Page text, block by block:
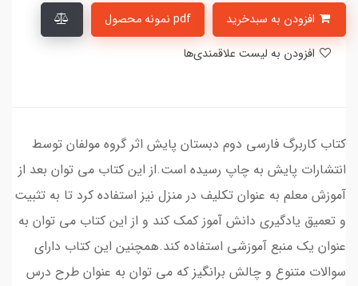
pdf نمونه محصول
کتاب کاربرگ فارسی دوم دبستان پایش اثر گروه مولفان توسط
انتشارات پایش به چاپ رسیده است.از این کتاب می توان بعد از
آموزش معلم به عنوان تکلیف در منزل نیز استفاده کرد تا به تثبیت
و تعمیق یادگیری دانش آموز کمک کند و از این کتاب می توان به
عنوان یک منبع آموزشی استفاده کند.همچنین این کتاب دارای
سوالات متنوع و چالش برانگیز که می توان به عنوان طرح درس